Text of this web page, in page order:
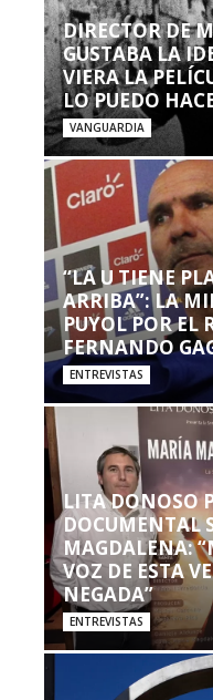
DIRECTOR DE
GUSTABA LA
VIERA LA
LO PUEDO
VANGUARDIA
“LA U TIENE
ARRIBA”: LA
PUYOL POR EL
FERNANDO
ENTREVISTAS
LITA DONOSO
DOCUMENTAL
MAGDALENA:
VOZ DE ESTA
NEGADA”
ENTREVISTAS